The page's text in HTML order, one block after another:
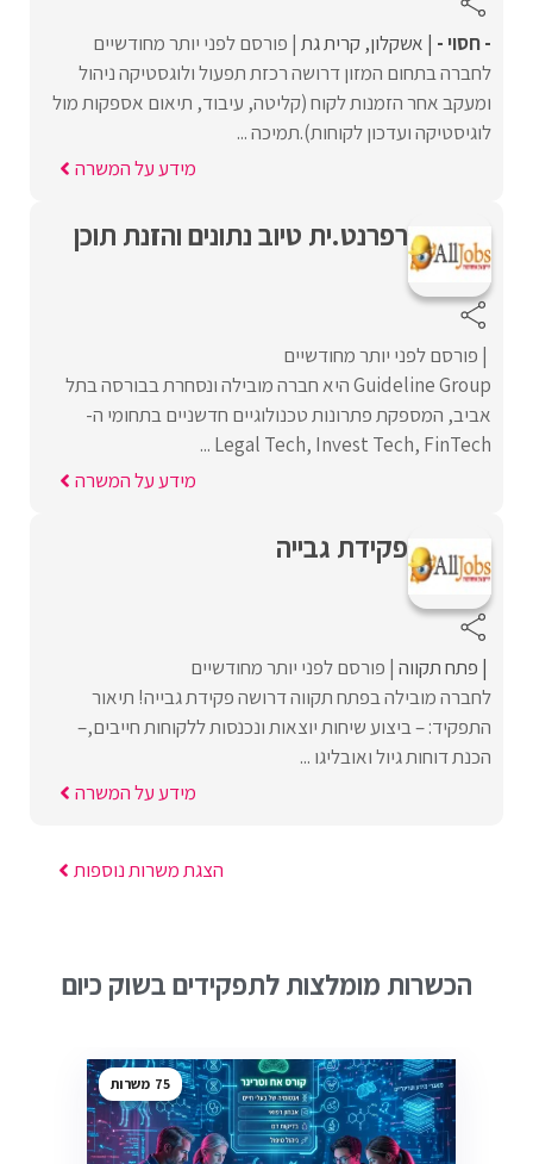
- חסוי - אשקלון קרית גת פורסם לפני יותר מחודשיים
לחברה בתחום המזון דרושה רכזת תפעול ולוגסטיקה ניהול
ומעקב אחר הזמנות לקוח (קליטה, עיבוד, תיאום אספקות מול
לוגיסטיקה ועדכון לקוחות).תמיכה ...
מידע על המשרה
רפרנט.ית טיוב נתונים והזנת תוכן
פורסם לפני יותר מחודשיים
Guideline Group היא חברה מובילה ונסחרת בבורסה בתל
אביב, המספקת פתרונות טכנולוגיים חדשניים בתחומי ה-
Legal Tech, Invest Tech, FinTech ...
מידע על המשרה
פקידת גבייה
פתח תקווה פורסם לפני יותר מחודשיים
לחברה מובילה בפתח תקווה דרושה פקידת גבייה! תיאור
התפקיד: – ביצוע שיחות יוצאות ונכנסות ללקוחות חייבים,–
הכנת דוחות גיול ואובליגו ...
מידע על המשרה
הצגת משרות נוספות
הכשרות מומלצות לתפקידים בשוק כיום
75